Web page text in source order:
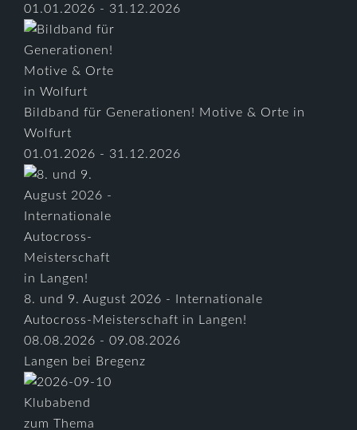
01.01.2026 - 31.12.2026
Bildband für Generationen! Motive & Orte in
Wolfurt
01.01.2026 - 31.12.2026
8. und 9. August 2026 - Internationale
Autocross-Meisterschaft in Langen!
08.08.2026 - 09.08.2026
Langen bei Bregenz